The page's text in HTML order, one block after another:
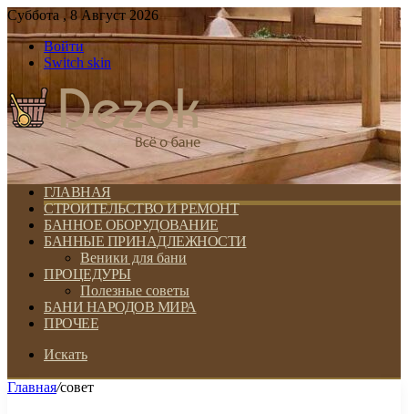
Суббота , 8 Август 2026
Войти
Switch skin
ГЛАВНАЯ
СТРОИТЕЛЬСТВО И РЕМОНТ
БАННОЕ ОБОРУДОВАНИЕ
БАННЫЕ ПРИНАДЛЕЖНОСТИ
Веники для бани
ПРОЦЕДУРЫ
Полезные советы
БАНИ НАРОДОВ МИРА
ПРОЧЕЕ
Искать
Главная/совет